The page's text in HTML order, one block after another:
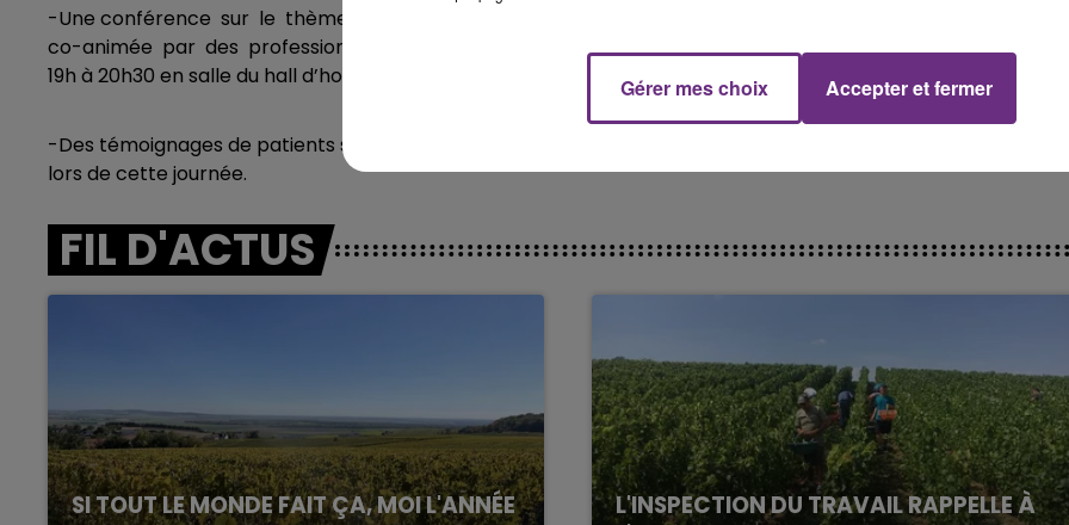
-Une conférence sur le thème : «Parlons insuffisance cardiaque», pathologie méconnue mais grave. Elle
co-animée par des professionnels de santé du CH de Troyes (cardiologues, infirmière, diététicienne) de
19h à 20h30 en salle du hall d’honneur (Bâtiment G, 1er étage).
-Des témoignages de patients sur vidéo et les clubs Cœur et santé de France seront présentés également
lors de cette journée.
FIL D'ACTUS
SI TOUT LE MONDE FAIT ÇA, MOI L'ANNÉE
L'INSPECTION DU TRAVAIL RAPPELLE À
6h00 - 10h00
La Famille
10h00 - 14h00
LE TICKET DE CAISSE
Gérer mes choix Accepter et fermer